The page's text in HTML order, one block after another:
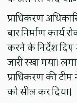
प्राधिकरण
बार निर्माण कार्य
करने के निर्देश
जारी रखा गया।
प्राधिकरण की
को सील कर दिया।